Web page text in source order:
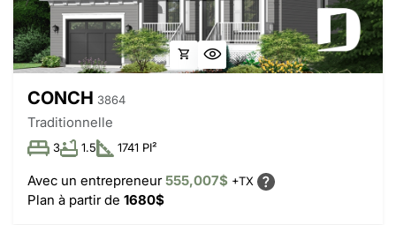
CONCH 3864
Traditionnelle
3 1.5 1741 PI²
Avec un entrepreneur555,007$ +TX
Plan à partir de 1680$